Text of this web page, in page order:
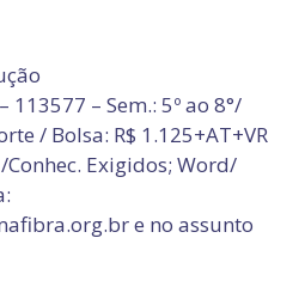
113577 – Sem.: 5º ao 8°/
/ Bolsa: R$ 1.125+AT+VR
Exigidos; Word/
e no assunto